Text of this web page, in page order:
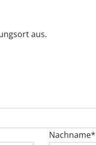
aus.
Nachname*